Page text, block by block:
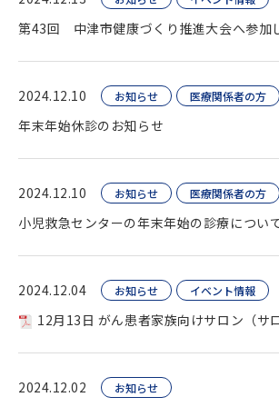
第43回 中津市健康づくり推進大会へ参加
2024.12.10 お知らせ 医療関係者の方
年末年始休診のお知らせ
2024.12.10 お知らせ 医療関係者の方
小児救急センターの年末年始の診療につい
2024.12.04 お知らせ イベント情報
12月13日 がん患者家族向けサロン（サロ
2024.12.02 お知らせ